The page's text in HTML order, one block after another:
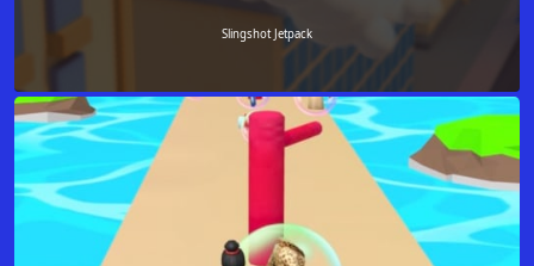
Slingshot Jetpack